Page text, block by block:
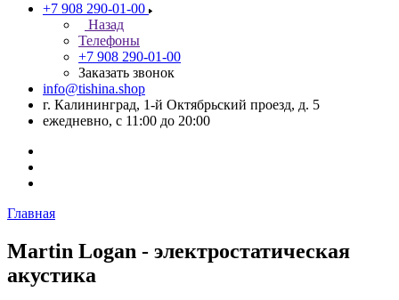
+7 908 290-01-00
Назад
Телефоны
+7 908 290-01-00
Заказать звонок
info@tishina.shop
г. Калининград, 1-й Октябрьский проезд, д. 5
ежедневно, с 11:00 до 20:00
Главная
Martin Logan - электростатическая
акустика